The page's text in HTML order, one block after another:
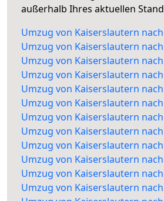
außerhalb Ihres aktuellen
Umzug von Kaiserslautern
Umzug von Kaiserslautern
Umzug von Kaiserslautern
Umzug von Kaiserslautern
Umzug von Kaiserslautern
Umzug von Kaiserslautern
Umzug von Kaiserslautern
Umzug von Kaiserslautern
Umzug von Kaiserslautern
Umzug von Kaiserslautern
Umzug von Kaiserslautern
Umzug von Kaiserslautern